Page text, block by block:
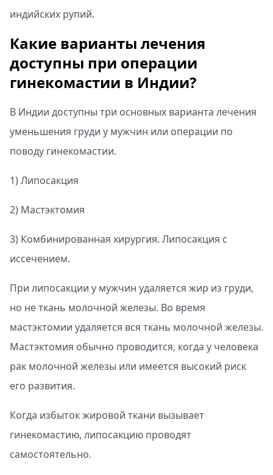
индийских рупий.
Какие варианты лечения
доступны при операции
гинекомастии в Индии?
В Индии доступны три основных варианта лечения
уменьшения груди у мужчин или операции по
поводу гинекомастии.
1) Липосакция
2) Мастэктомия
3) Комбинированная хирургия. Липосакция с
иссечением.
При липосакции у мужчин удаляется жир из груди,
но не ткань молочной железы. Во время
мастэктомии удаляется вся ткань молочной железы.
Мастэктомия обычно проводится, когда у человека
рак молочной железы или имеется высокий риск
его развития.
Когда избыток жировой ткани вызывает
гинекомастию, липосакцию проводят
самостоятельно.